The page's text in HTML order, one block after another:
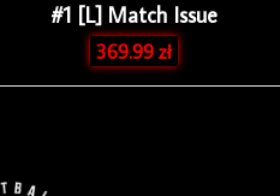
#1 [L] Match Issue
369.99zł